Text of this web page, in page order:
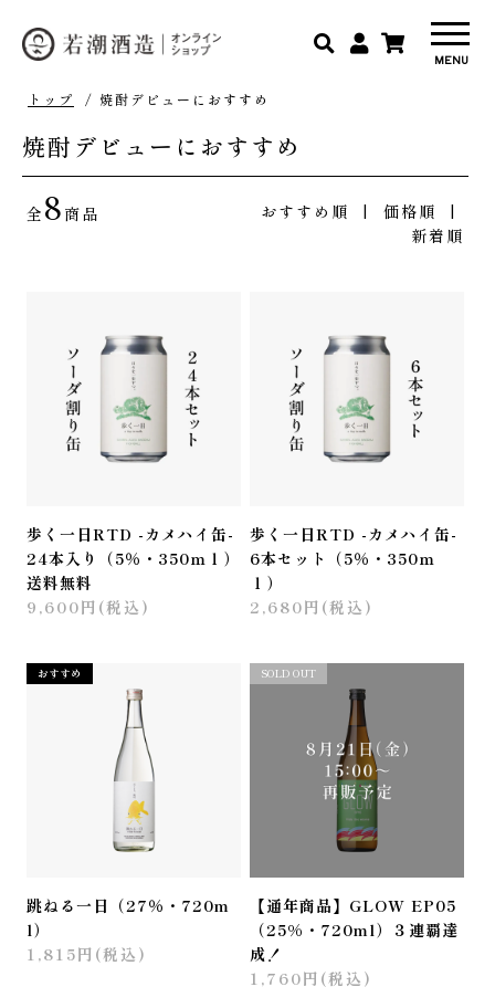
トップ / 焼酎デビューにおすすめ
焼酎デビューにおすすめ
全 8 商品 おすすめ順 | 価格順 |
新着順
歩く一日RTD -カメハイ缶-
24本入り（5％・350ｍｌ）
送料無料
9,600円(税込)
歩く一日RTD -カメハイ缶-
6本セット（5％・350ｍ
ｌ）
2,680円(税込)
おすすめ
跳ねる一日（27％・720m
l）
1,815円(税込)
おすすめ
【通年商品】GLOW EP05
（25%・720ml）３連覇達
成！
1,760円(税込)
SOLD OUT